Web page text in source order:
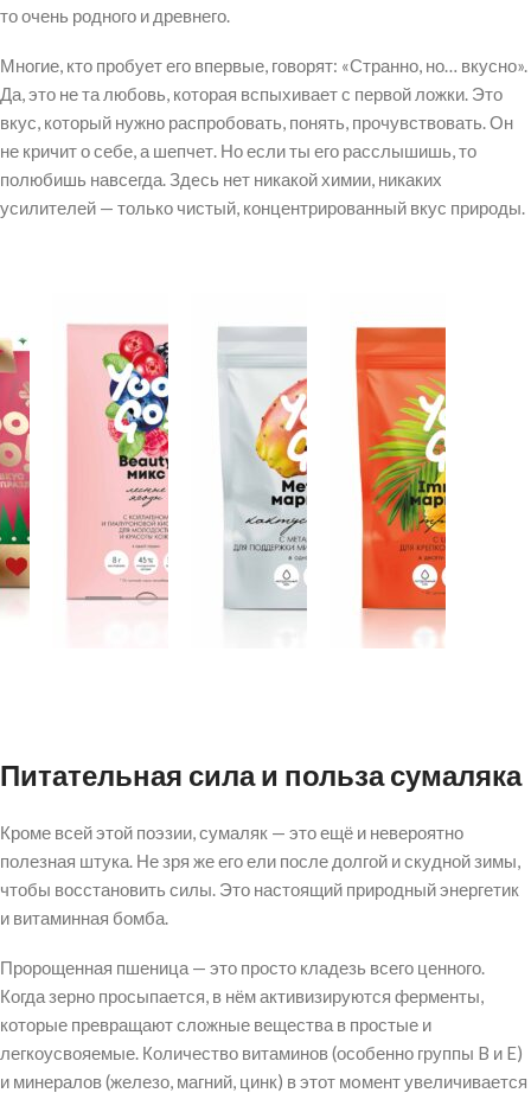
то очень родного и древнего.
Многие, кто пробует его впервые, говорят: «Странно, но… вкусно».
Да, это не та любовь, которая вспыхивает с первой ложки. Это
вкус, который нужно распробовать, понять, прочувствовать. Он
не кричит о себе, а шепчет. Но если ты его расслышишь, то
полюбишь навсегда. Здeсь нет никакой химии, никаких
усилителей — только чистый, концентрированный вкус природы.
Питательная сила и польза сумаляка
Кроме всей этой поэзии, сумаляк — это ещё и невероятно
полезная штука. Не зря же его ели после долгой и скудной зимы,
чтобы восстановить силы. Это настоящий природный энергетик
и витаминная бомба.
Пророщенная пшеница — это просто кладезь всего ценного.
Когда зерно просыпается, в нём активизируются ферменты,
которые превращают сложные вещества в простые и
легкоусвояемые. Количество витаминов (особенно группы B и E)
и минералов (железо, магний, цинк) в этот мoмент увеличивается